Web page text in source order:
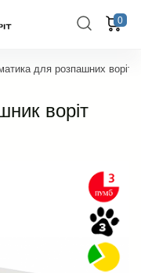
0
для розпашних воріт
воріт